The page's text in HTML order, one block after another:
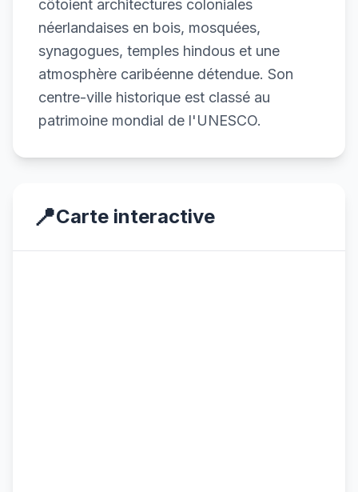
côtoient architectures coloniales
néerlandaises en bois, mosquées,
synagogues, temples hindous et une
atmosphère caribéenne détendue. Son
centre-ville historique est classé au
patrimoine mondial de l'UNESCO.
📍Carte interactive